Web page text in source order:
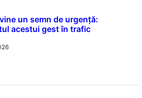
un semn de urgență:
acestui gest în trafic